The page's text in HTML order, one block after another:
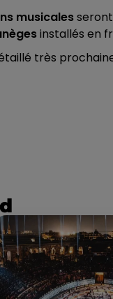
musicales
installés en
très